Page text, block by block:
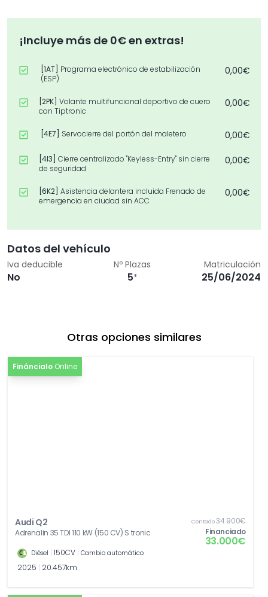
¡Incluye más de 0€ en extras!
[1AT] Programa electrónico de estabilización
(ESP)
0,00€
[2PK] Volante multifuncional deportivo de cuero
con Tiptronic
0,00€
[4E7] Servocierre del portón del maletero 0,00€
[4I3] Cierre centralizado "Keyless-Entry" sin cierre
de seguridad
0,00€
[6K2] Asistencia delantera incluida Frenado de
emergencia en ciudad sin ACC
0,00€
[7K1] Control de presión de los neumáticos
Ayuda de aparcamiento delante y detrás 0,00€
bordo "FPK"
[PYI] Paquete de asistencia para aparcamiento 0,00€
Llantas de aleación ligera 8J x 19" pulgadas 0,00€
[VL6]Medidas de protección de peatones y
Datos del vehículo
Iva deducible
No
Nº Plazas
5*
Matriculación
25/06/2024
Otras opciones similares
Fináncialo Online
Audi Q2
Adrenalin 35 TDI 110 kW (150 CV) S tronic
Contado34.900€
Financiado
33.000€
Diésel 150CV Cambio automático
2025 20.457km